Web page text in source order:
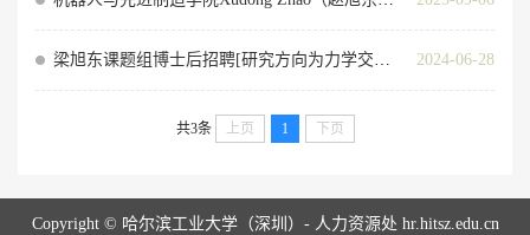
2024-06-28
共3条 上页 1 下页
Copyright © 哈尔滨工业大学（深圳）- 人力资源处 hr.hitsz.edu.cn